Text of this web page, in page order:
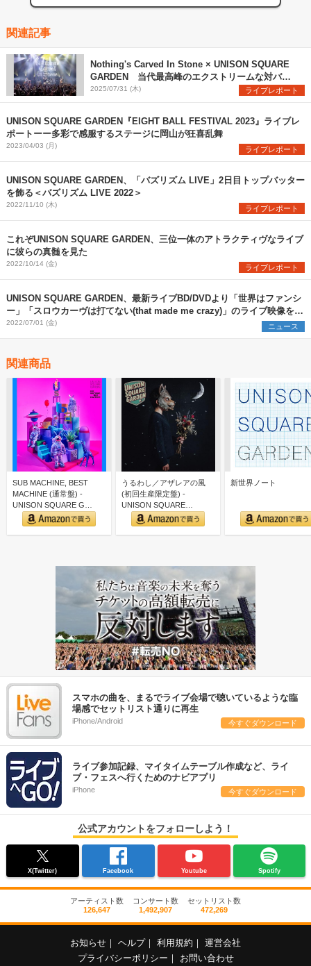
関連記事
Nothing's Carved In Stone × UNISON SQUARE
GARDEN 当代最高峰のエクストリームな対バン
を観た
2025/07/31 (木) ライブレポート
UNISON SQUARE GARDEN『EIGHT BALL FESTIVAL 2023』ライブレ
ポートーー多彩で感服するステージに岡山が狂喜乱舞
2023/04/03 (月) ライブレポート
UNISON SQUARE GARDEN、「バズリズム LIVE」2日目トップバッター
を飾る＜バズリズム LIVE 2022＞
2022/11/10 (木) ライブレポート
これぞUNISON SQUARE GARDEN、三位一体のアトラクティヴなライブ
に彼らの真髄を見た
2022/10/14 (金) ライブレポート
UNISON SQUARE GARDEN、最新ライブBD/DVDより「世界はファンシ
ー」「スロウカーヴは打てない(that made me crazy)」のライブ映像を公
開
2022/07/01 (金) ニュース
関連商品
SUB MACHINE, BEST
MACHINE (通常盤) -
UNISON SQUARE G…
うるわし／アザレアの風
(初回生産限定盤) -
UNISON SQUARE
GARDEN (特典な…
新世界ノート
スマホの曲を、まるでライブ会場で聴いているような臨
場感でセットリスト通りに再生
iPhone/Android 今すぐダウンロード
ライブ参加記録、マイタイムテーブル作成など、ライ
ブ・フェスへ行くためのナビアプリ
iPhone 今すぐダウンロード
公式アカウントをフォローしよう！
X(Twitter) Facebook Youtube Spotify
アーティスト数
126,647
コンサート数
1,492,907
セットリスト数
472,269
お知らせ ヘルプ 利用規約
運営会社
プライバシーポリシー
お問い合わせ